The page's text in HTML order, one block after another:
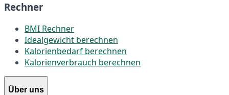
Rechner
BMI Rechner
Idealgewicht berechnen
Kalorienbedarf berechnen
Kalorienverbrauch berechnen
Über uns